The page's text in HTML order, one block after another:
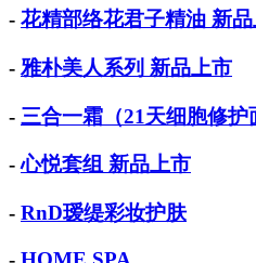
- 花精部络花君子精油 新
- 雅朴美人系列 新品上市
- 三合一霜（21天细胞修护
-心悦套组 新品上市
- RnD瑷缇彩妆护肤